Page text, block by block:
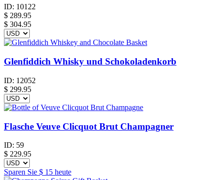
ID: 10122
$ 289.95
$ 304.95
Glenfiddich Whisky und Schokoladenkorb
ID: 12052
$ 299.95
Flasche Veuve Clicquot Brut Champagner
ID: 59
$ 229.95
Sparen Sie $ 15 heute